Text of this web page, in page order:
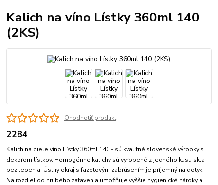
Kalich na víno Lístky 360ml 140
(2KS)
Ohodnotiť produkt
2284
Kalich na biele víno Lístky 360ml 140 - sú kvalitné slovenské výrobky s
dekorom lístkov. Homogénne kalichy sú vyrobené z jedného kusu skla
bez lepenia. Ústny okraj s fazetovým zabrúsením je príjemný na dotyk.
Na rozdiel od hrubého zatavenia umožňuje vyššie hygienické nároky a